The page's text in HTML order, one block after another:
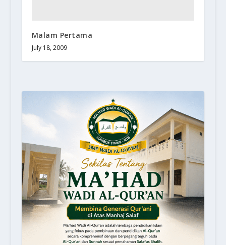
Malam Pertama
July 18, 2009